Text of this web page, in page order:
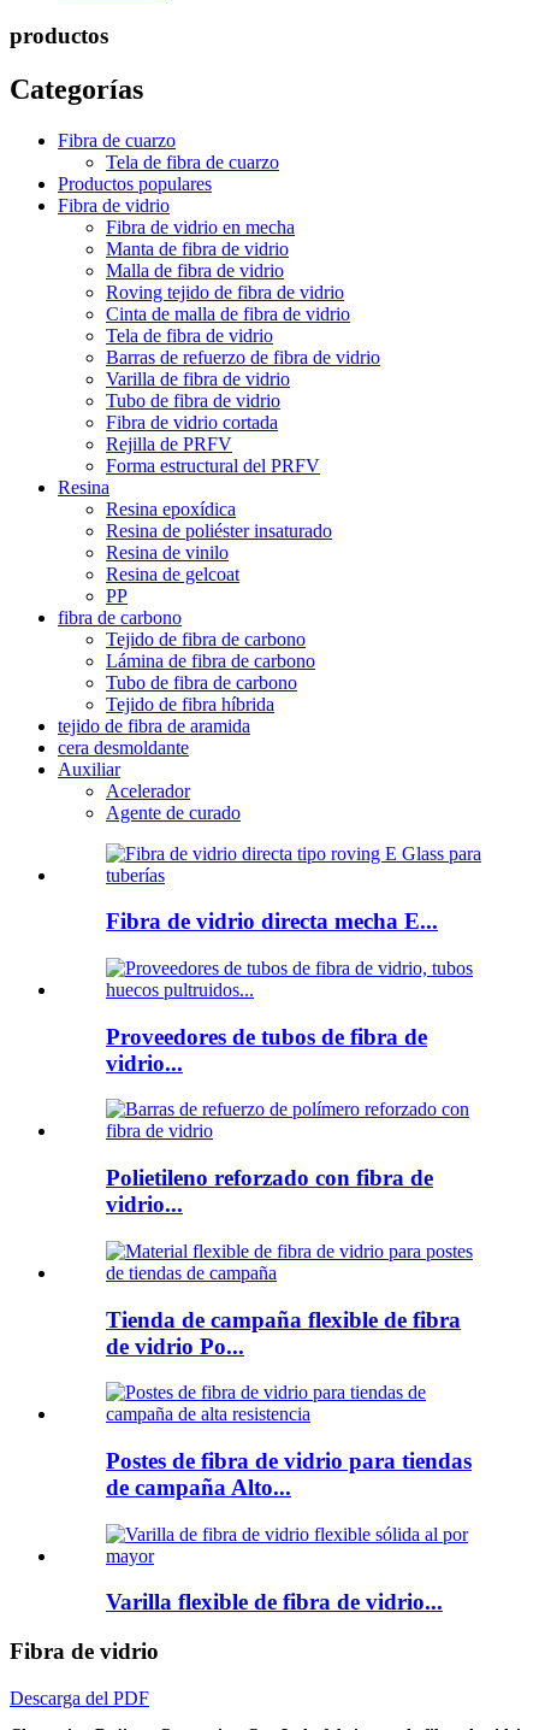
productos
Categorías
Fibra de cuarzo
Tela de fibra de cuarzo
Productos populares
Fibra de vidrio
Fibra de vidrio en mecha
Manta de fibra de vidrio
Malla de fibra de vidrio
Roving tejido de fibra de vidrio
Cinta de malla de fibra de vidrio
Tela de fibra de vidrio
Barras de refuerzo de fibra de vidrio
Varilla de fibra de vidrio
Tubo de fibra de vidrio
Fibra de vidrio cortada
Rejilla de PRFV
Forma estructural del PRFV
Resina
Resina epoxídica
Resina de poliéster insaturado
Resina de vinilo
Resina de gelcoat
PP
fibra de carbono
Tejido de fibra de carbono
Lámina de fibra de carbono
Tubo de fibra de carbono
Tejido de fibra híbrida
tejido de fibra de aramida
cera desmoldante
Auxiliar
Acelerador
Agente de curado
Fibra de vidrio directa mecha E...
Proveedores de tubos de fibra de
vidrio...
Polietileno reforzado con fibra de
vidrio...
Tienda de campaña flexible de fibra
de vidrio Po...
Postes de fibra de vidrio para tiendas
de campaña Alto...
Varilla flexible de fibra de vidrio...
Fibra de vidrio
Descarga del PDF